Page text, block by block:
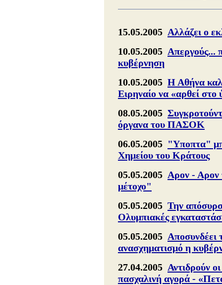
15.05.2005 Αλλάζει ο
10.05.2005 Απεργούς...
κυβέρνηση
10.05.2005 Η Αθήνα
Ειρηναίο να «αρθεί
08.05.2005
όργανα του ΠΑΣΟΚ
06.05.2005 "Υποπτα"
Χημείου του Κράτους
05.05.2005 Αρον - Αρον
μέτοχο"
05.05.2005 Την
Ολυμπιακές
05.05.2005 Αποσυνδέει
ανασχηματισμό η
27.04.2005 Αντιδρούν
πασχαλινή αγορά -